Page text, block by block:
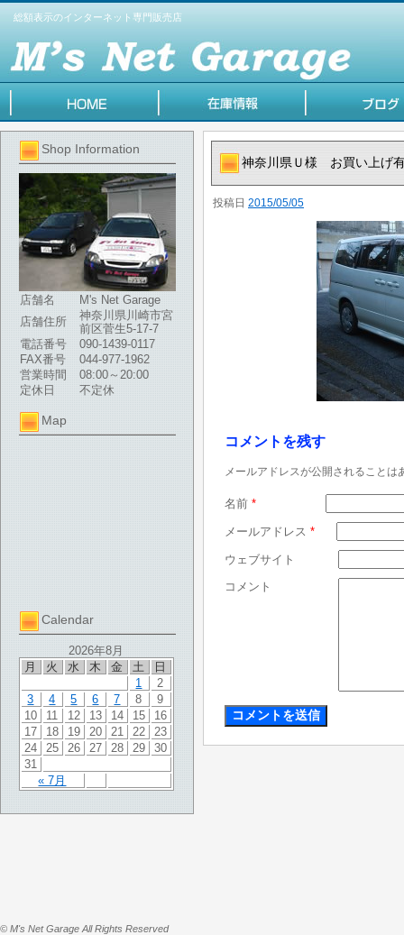
総額表示のインターネット専門販売店
Shop Information
店舗名
M's Net Garage
店舗住所
神奈川県川崎市宮
前区菅生5-17-7
電話番号
090-1439-0117
FAX番号
044-977-1962
営業時間
08:00～20:00
定休日
不定休
Map
Calendar
2026年8月
月
火 水 木 金 土 日
« 7月
1
2
3
4 5 6 7 8
9
10
11 12 13 14 15
16
17
18 19 20 21 22
23
24
25 26 27 28 29
30
31
神奈川県Ｕ様 お買い上げ
投稿日 2015/05/05
コメントを残す
メールアドレスが公開されることは
名前 *
メールアドレス *
ウェブサイト
コメント
© M's Net Garage All Rights Reserved